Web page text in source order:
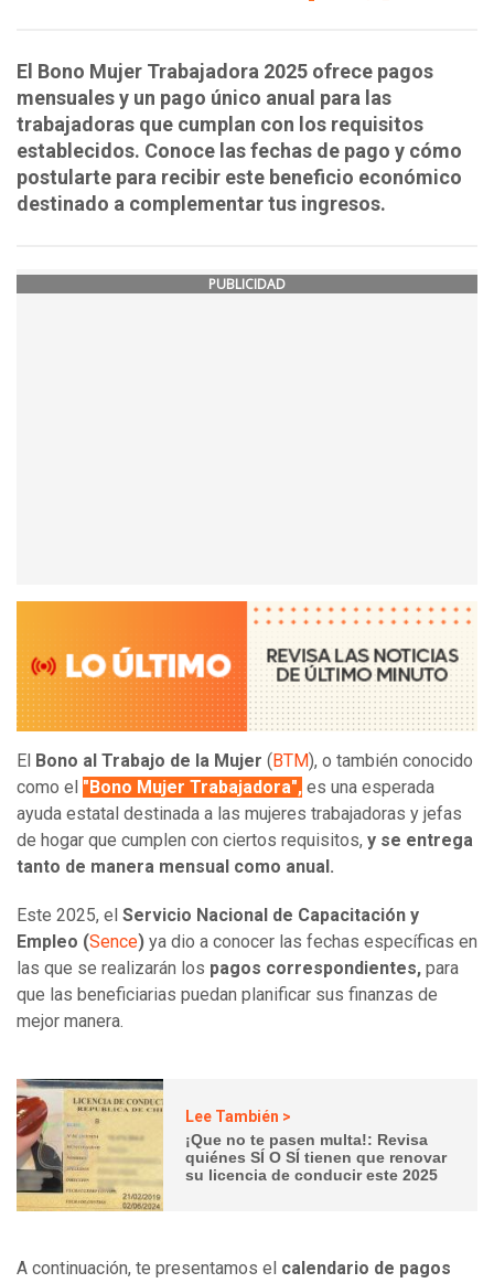
El Bono Mujer Trabajadora 2025 ofrece pagos
mensuales y un pago único anual para las
trabajadoras que cumplan con los requisitos
establecidos. Conoce las fechas de pago y cómo
postularte para recibir este beneficio económico
destinado a complementar tus ingresos.
PUBLICIDAD
El Bono al Trabajo de la Mujer ( BTM), o también conocido
como el "Bono Mujer Trabajadora", es una esperada
ayuda estatal destinada a las mujeres trabajadoras y jefas
de hogar que cumplen con ciertos requisitos, y se entrega
tanto de manera mensual como anual.
Este 2025, el Servicio Nacional de Capacitación y
Empleo (Sence) ya dio a conocer las fechas específicas en
las que se realizarán los pagos correspondientes, para
que las beneficiarias puedan planificar sus finanzas de
mejor manera.
Lee También >
¡Que no te pasen multa!: Revisa
quiénes SÍ O SÍ tienen que renovar
su licencia de conducir este 2025
A continuación, te presentamos el calendario de pagos